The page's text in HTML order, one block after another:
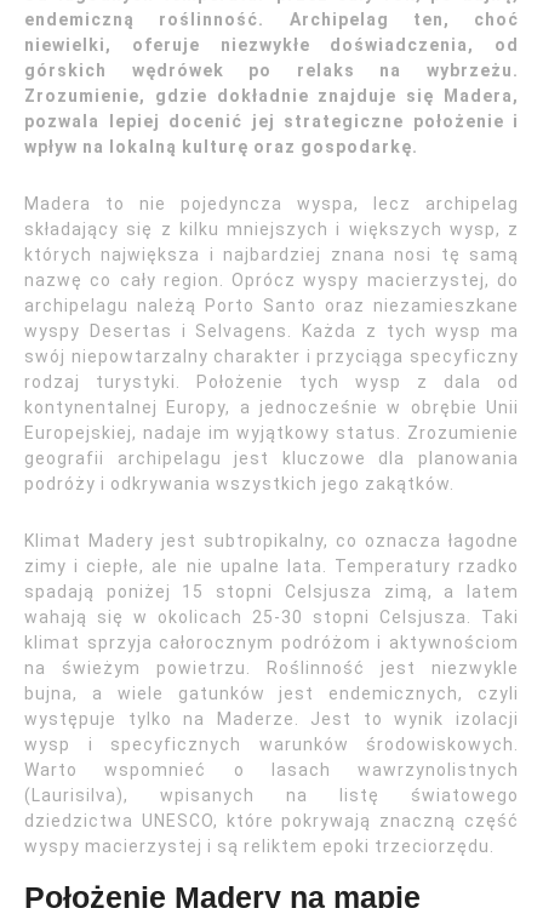
endemiczną roślinność. Archipelag ten, choć
niewielki, oferuje niezwykłe doświadczenia, od
górskich wędrówek po relaks na wybrzeżu.
Zrozumienie, gdzie dokładnie znajduje się Madera,
pozwala lepiej docenić jej strategiczne położenie i
wpływ na lokalną kulturę oraz gospodarkę.
Madera to nie pojedyncza wyspa, lecz archipelag
składający się z kilku mniejszych i większych wysp, z
których największa i najbardziej znana nosi tę samą
nazwę co cały region. Oprócz wyspy macierzystej, do
archipelagu należą Porto Santo oraz niezamieszkane
wyspy Desertas i Selvagens. Każda z tych wysp ma
swój niepowtarzalny charakter i przyciąga specyficzny
rodzaj turystyki. Położenie tych wysp z dala od
kontynentalnej Europy, a jednocześnie w obrębie Unii
Europejskiej, nadaje im wyjątkowy status. Zrozumienie
geografii archipelagu jest kluczowe dla planowania
podróży i odkrywania wszystkich jego zakątków.
Klimat Madery jest subtropikalny, co oznacza łagodne
zimy i ciepłe, ale nie upalne lata. Temperatury rzadko
spadają poniżej 15 stopni Celsjusza zimą, a latem
wahają się w okolicach 25-30 stopni Celsjusza. Taki
klimat sprzyja całorocznym podróżom i aktywnościom
na świeżym powietrzu. Roślinność jest niezwykle
bujna, a wiele gatunków jest endemicznych, czyli
występuje tylko na Maderze. Jest to wynik izolacji
wysp i specyficznych warunków środowiskowych.
Warto wspomnieć o lasach wawrzynolistnych
(Laurisilva), wpisanych na listę światowego
dziedzictwa UNESCO, które pokrywają znaczną część
wyspy macierzystej i są reliktem epoki trzeciorzędu.
Położenie Madery na mapie